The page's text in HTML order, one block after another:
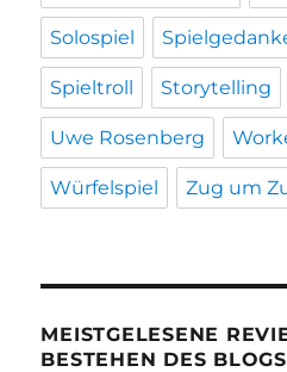
Solospiel
Spieltroll Storytelling
Uwe Rosenberg
Würfelspiel Zug um
MEISTGELESENE
BESTEHEN DES BLOGS